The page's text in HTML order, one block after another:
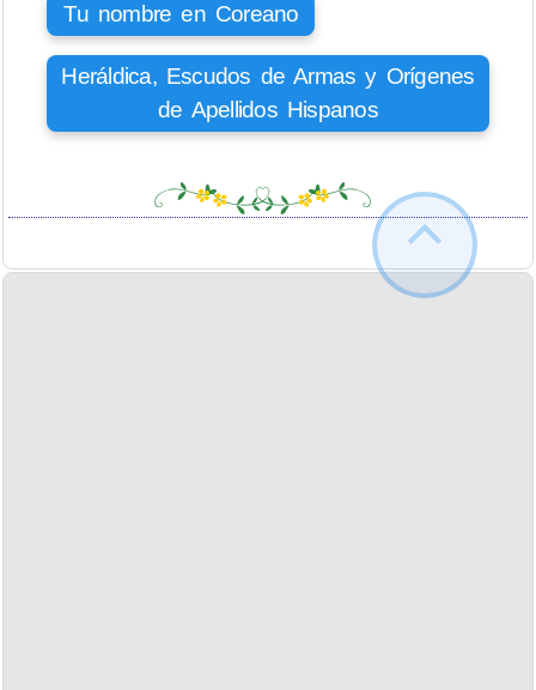
Tu nombre en Coreano
Heráldica, Escudos de Armas y Orígenes
de Apellidos Hispanos